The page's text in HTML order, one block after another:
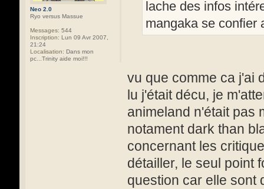
Neo 2.0
Ryo versus Massue
Messages: 544
Inscription: Lun 09 Avr 2007,
21:24
Localisation: Dans mon
pc...Trinity aide moi!!!
lache des infos
mangaka se confier
vu que comme ca j'ai
lu j'était décu, je
animeland n'était pas
notament dark than
concernant les
détailler, le seul point
question car elle sont